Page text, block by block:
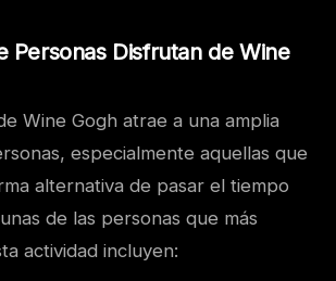
Personas Disfrutan de Wine
Wine Gogh atrae a una amplia
especialmente aquellas que
alternativa de pasar el tiempo
de las personas que más
actividad incluyen: